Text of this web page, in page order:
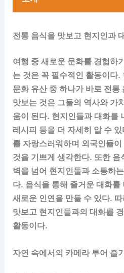
전통 음식을 맛보고 현지인과
여행 중 새로운 문화를 경험하
는 것은 꼭 필수적인 활동이다
문화 유산 중 하나가 바로 전
맛보는 것은 그들의 역사와 가
움이 된다. 현지인들과 대화를
레시피 등을 더 자세히 알 수
를 자랑스러워하며 외국인들
것을 기쁘게 생각한다. 또한
벽을 넘어 현지인들과 소통하
다. 음식을 통해 즐거운 대화
새로운 인연을 만들 수 있다.
맛보고 현지인들과의 대화를
활동이다.
자연 속에서의 카메라 투어 즐